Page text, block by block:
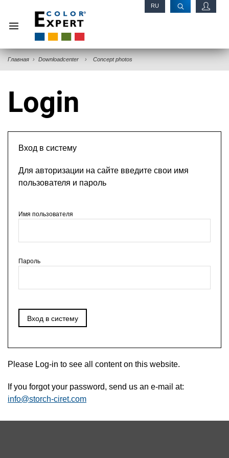
RU
Главная Downloadcenter Concept photos
Login
Вход в систему
Для авторизации на сайте введите свои имя
пользователя и пароль
Имя пользователя
Пароль
Please Log-in to see all content on this website.
If you forgot your password, send us an e-mail at:
info@storch-ciret.com